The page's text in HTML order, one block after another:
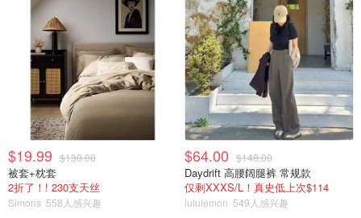
$19.99 $130.00
被套+枕套
2折了！! 230支天丝
Simons 558人感兴趣
$64.00 $148.00
Daydrift 高腰阔腿裤 常规款
仅剩XXXS/L！真史低上次$114
lululemon 549人感兴趣